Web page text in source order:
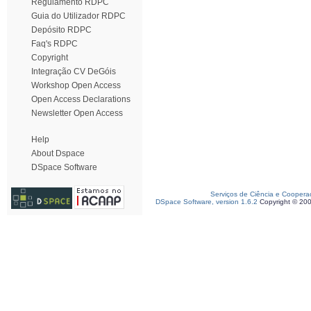
Regulamento RDPC
Guia do Utilizador RDPC
Depósito RDPC
Faq's RDPC
Copyright
Integração CV DeGóis
Workshop Open Access
Open Access Declarations
Newsletter Open Access
Help
About Dspace
DSpace Software
Serviços de Ciência e
DSpace Software, version 1.6.2 Copyright ©